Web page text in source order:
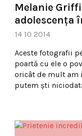
Melanie
adolescenţa
14 10 2014
Aceste fotografii
poartă cu ele o
oricât de mult am
putem şti